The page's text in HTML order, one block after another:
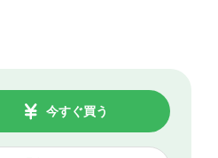
今すぐ買う